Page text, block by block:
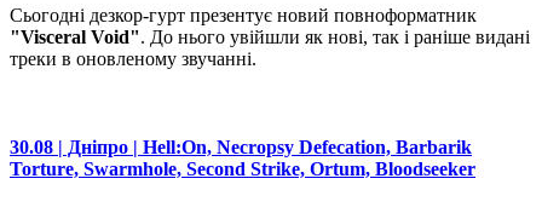
Сьогодні дезкор-гурт презентує новий повноформатник
"Visceral Void". До нього увійшли як нові, так і раніше видані
треки в оновленому звучанні.
30.08 | Дніпро | Hell:On, Necropsy Defecation, Barbarik
Torture, Swarmhole, Second Strike, Ortum, Bloodseeker